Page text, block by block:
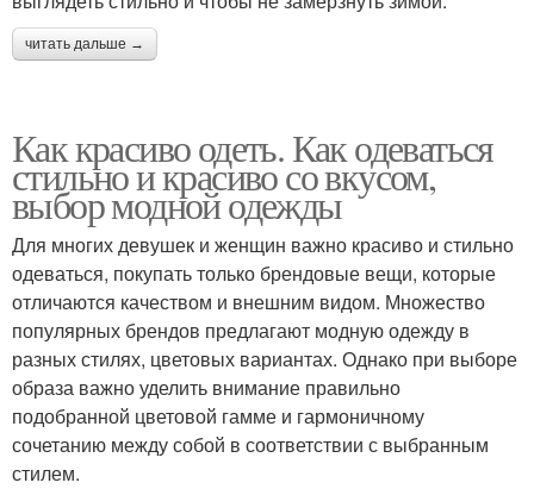
читать дальше →
Как красиво одеть. Как одеваться
стильно и красиво со вкусом,
выбор модной одежды
Для многих девушек и женщин важно красиво и стильно
одеваться, покупать только брендовые вещи, которые
отличаются качеством и внешним видом. Множество
популярных брендов предлагают модную одежду в
разных стилях, цветовых вариантах. Однако при выборе
образа важно уделить внимание правильно
подобранной цветовой гамме и гармоничному
сочетанию между собой в соответствии с выбранным
стилем.